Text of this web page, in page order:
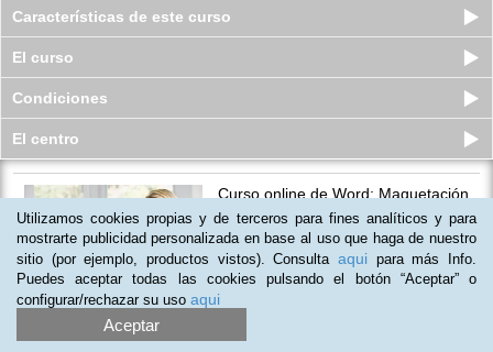
Características de este curso
El curso
Condiciones
El centro
Curso online de Word: Maquetación
Profesional de Proyectos
Plazas disponibles
S/.199
Utilizamos cookies propias y de terceros para fines analíticos y para
mostrarte publicidad personalizada en base al uso que haga de nuestro
sitio (por ejemplo, productos vistos). Consulta aqui para más Info.
Puedes aceptar todas las cookies pulsando el botón “Aceptar” o
configurar/rechazar su uso aqui
Aceptar